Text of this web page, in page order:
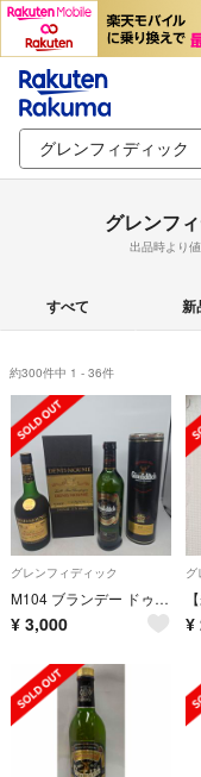
グレンフ
出品時より
すべて 新
約300件中 1 - 36件
グレンフィディック
M104 ブランデー ドゥ二ムニエ VSOP グレンフィディック12年
¥ 3,000
グ
¥